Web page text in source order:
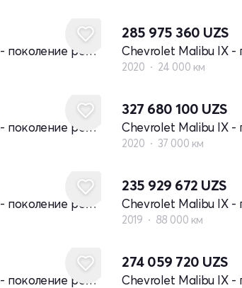
Chevrolet Malibu IX - поколение рестайлинг
285 975 360 UZS
2020 24 000 км
Chevrolet Malibu IX - поколение рестайлинг
327 680 100 UZS
2020 37 000 км
Chevrolet Malibu IX - поколение рестайлинг
235 929 672 UZS
2019 88 000 км
Chevrolet Malibu IX - поколение рестайлинг
274 059 720 UZS